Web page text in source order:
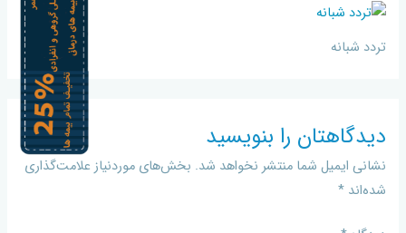
تردد شبانه
دیدگاهتان را بنویسید
نشانی ایمیل شما منتشر نخواهد شد. بخش‌های موردنیاز علامت‌گذاری
شده‌اند*